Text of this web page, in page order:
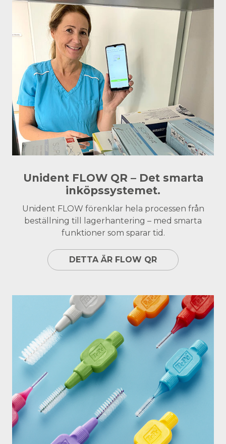
Unident FLOW QR – Det smarta
inköpssystemet.
Unident FLOW förenklar hela processen från
beställning till lagerhantering – med smarta
funktioner som sparar tid.
DETTA ÄR FLOW QR